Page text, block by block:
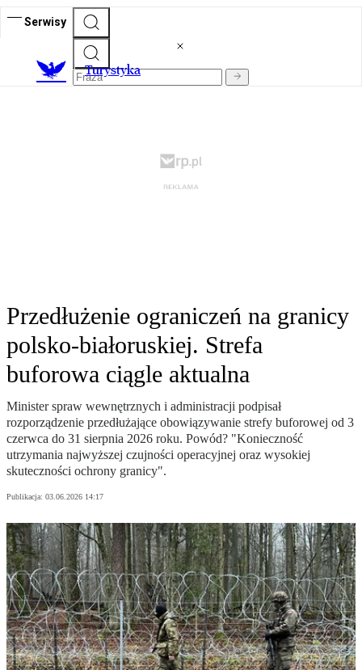
Serwisy
Turystyka
Przedłużenie ograniczeń na granicy
polsko-białoruskiej. Strefa
buforowa ciągle aktualna
Minister spraw wewnętrznych i administracji podpisał
rozporządzenie przedłużające obowiązywanie strefy buforowej od 3
czerwca do 31 sierpnia 2026 roku. Powód? "Konieczność
utrzymania najwyższej czujności operacyjnej oraz wysokiej
skuteczności ochrony granicy".
Publikacja: 03.06.2026 14:17